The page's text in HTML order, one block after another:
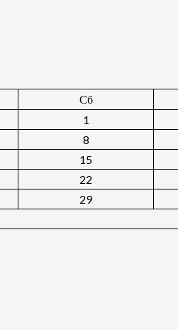
Сб
1
8
15
22
29